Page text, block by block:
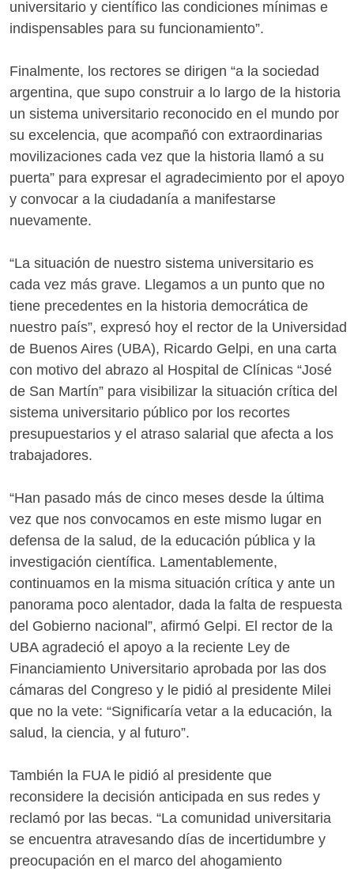
universitario y científico las condiciones mínimas e
indispensables para su funcionamiento”.
Finalmente, los rectores se dirigen “a la sociedad
argentina, que supo construir a lo largo de la historia
un sistema universitario reconocido en el mundo por
su excelencia, que acompañó con extraordinarias
movilizaciones cada vez que la historia llamó a su
puerta” para expresar el agradecimiento por el apoyo
y convocar a la ciudadanía a manifestarse
nuevamente.
“La situación de nuestro sistema universitario es
cada vez más grave. Llegamos a un punto que no
tiene precedentes en la historia democrática de
nuestro país”, expresó hoy el rector de la Universidad
de Buenos Aires (UBA), Ricardo Gelpi, en una carta
con motivo del abrazo al Hospital de Clínicas “José
de San Martín” para visibilizar la situación crítica del
sistema universitario público por los recortes
presupuestarios y el atraso salarial que afecta a los
trabajadores.
“Han pasado más de cinco meses desde la última
vez que nos convocamos en este mismo lugar en
defensa de la salud, de la educación pública y la
investigación científica. Lamentablemente,
continuamos en la misma situación crítica y ante un
panorama poco alentador, dada la falta de respuesta
del Gobierno nacional”, afirmó Gelpi. El rector de la
UBA agradeció el apoyo a la reciente Ley de
Financiamiento Universitario aprobada por las dos
cámaras del Congreso y le pidió al presidente Milei
que no la vete: “Significaría vetar a la educación, la
salud, la ciencia, y al futuro”.
También la FUA le pidió al presidente que
reconsidere la decisión anticipada en sus redes y
reclamó por las becas. “La comunidad universitaria
se encuentra atravesando días de incertidumbre y
preocupación en el marco del ahogamiento